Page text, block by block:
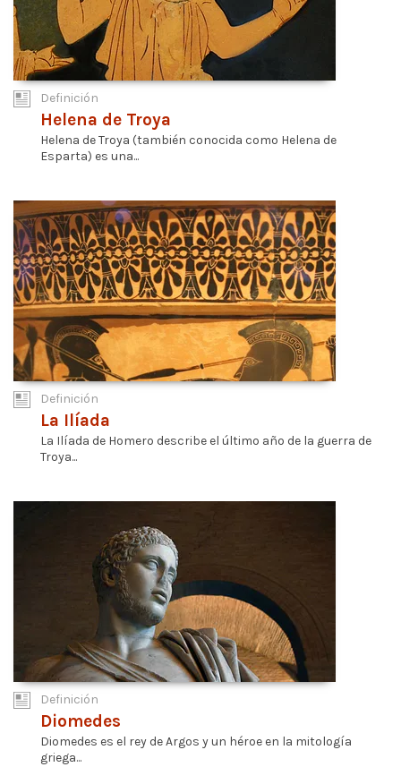
Definición
Helena de Troya
Helena de Troya (también conocida como Helena de
Esparta) es una...
Definición
La Ilíada
La Ilíada de Homero describe el último año de la guerra de
Troya...
Definición
Diomedes
Diomedes es el rey de Argos y un héroe en la mitología
griega...